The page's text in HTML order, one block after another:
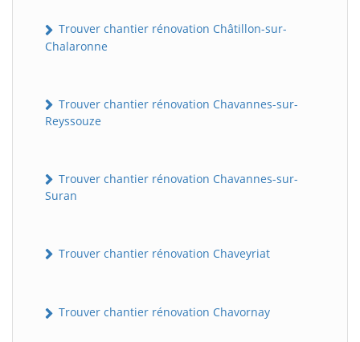
Trouver chantier rénovation Châtillon-sur-
Chalaronne
Trouver chantier rénovation Chavannes-sur-
Reyssouze
Trouver chantier rénovation Chavannes-sur-
Suran
Trouver chantier rénovation Chaveyriat
Trouver chantier rénovation Chavornay